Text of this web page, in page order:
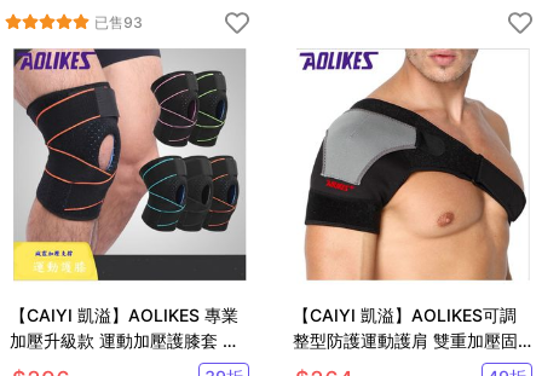
已售93
【CAIYI 凱溢】AOLIKES 專業
加壓升級款 運動加壓護膝套 高
透氣吸汗 登山 籃球 跑步網球 升
【CAIYI 凱溢】AOLIKES可調
整型防護運動護肩 雙重加壓固
定 肩膀關節拉傷 運動護肩 單肩